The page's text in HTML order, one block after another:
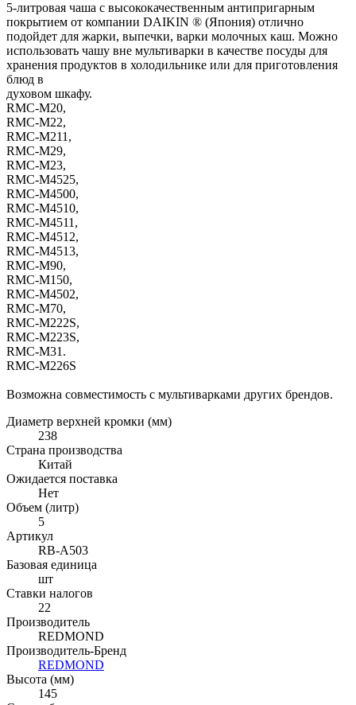
5-литровая чаша с высококачественным антипригарным
покрытием от компании DAIKIN ® (Япония) отлично
подойдет для жарки, выпечки, варки молочных каш. Можно
использовать чашу вне мультиварки в качестве посуды для
хранения продуктов в холодильнике или для приготовления
блюд в
духовом шкафу.
RMC-M20,
RMC-M22,
RMC-M211,
RMC-M29,
RMC-M23,
RMC-M4525,
RMC-M4500,
RMC-M4510,
RMC-M4511,
RMC-M4512,
RMC-M4513,
RMC-M90,
RMC-M150,
RMC-M4502,
RMC-M70,
RMC-M222S,
RMC-M223S,
RMC-M31.
RMC-M226S
Возможна совместимость с мультиварками других брендов.
Диаметр верхней кромки (мм)
238
Страна производства
Китай
Ожидается поставка
Нет
Объем (литр)
5
Артикул
RB-A503
Базовая единица
шт
Ставки налогов
22
Производитель
REDMOND
Производитель-Бренд
REDMOND
Высота (мм)
145